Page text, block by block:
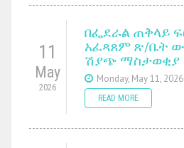
11
May
2026
በፌደራል ጠቅላይ
አፈጻጸም ጽ/ቤት
ሽያጭ ማስታወቂያ
Monday, May 11, 2026
READ MORE